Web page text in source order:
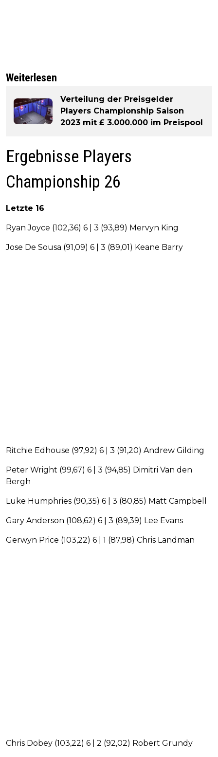
Weiterlesen
Verteilung der Preisgelder
Players Championship Saison
2023 mit £ 3.000.000 im Preispool
Ergebnisse Players
Championship 26
Letzte 16
Ryan Joyce (102,36) 6 | 3 (93,89) Mervyn King
Jose De Sousa (91,09) 6 | 3 (89,01) Keane Barry
Ritchie Edhouse (97,92) 6 | 3 (91,20) Andrew Gilding
Peter Wright (99,67) 6 | 3 (94,85) Dimitri Van den
Bergh
Luke Humphries (90,35) 6 | 3 (80,85) Matt Campbell
Gary Anderson (108,62) 6 | 3 (89,39) Lee Evans
Gerwyn Price (103,22) 6 | 1 (87,98) Chris Landman
Chris Dobey (103,22) 6 | 2 (92,02) Robert Grundy